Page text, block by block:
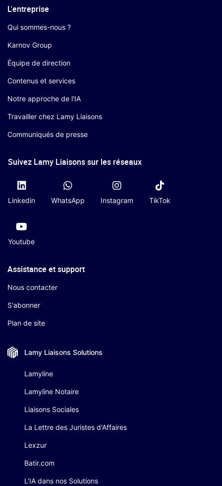
L'entreprise
Qui sommes-nous ?
Karnov Group
Équipe de direction
Contenus et services
Notre approche de l'IA
Travailler chez Lamy Liaisons
Communiqués de presse
Suivez Lamy Liaisons sur les réseaux
Linkedin WhatsApp Instagram TikTok
Youtube
Assistance et support
Nous contacter
S'abonner
Plan de site
Lamy Liaisons Solutions
Lamyline
Lamyline Notaire
Liaisons Sociales
La Lettre des Juristes d'Affaires
Lexzur
Batir.com
L'IA dans nos Solutions